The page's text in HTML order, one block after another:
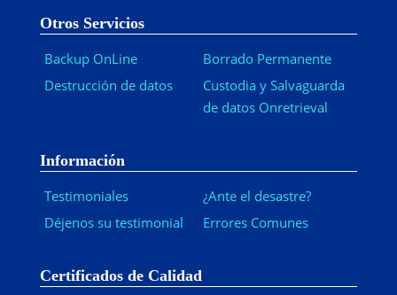
Otros Servicios
Backup OnLine
Destrucción de datos
Borrado Permanente
Custodia y Salvaguarda
de datos Onretrieval
Información
Testimoniales
Déjenos su testimonial
¿Ante el desastre?
Errores Comunes
Certificados de Calidad